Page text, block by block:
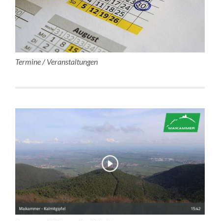
Termine / Veranstaltungen